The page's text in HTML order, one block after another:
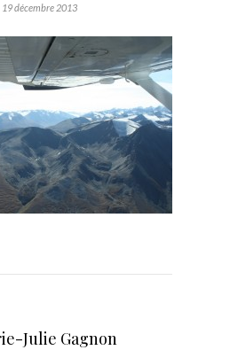
19 décembre 2013
Julie Gagnon